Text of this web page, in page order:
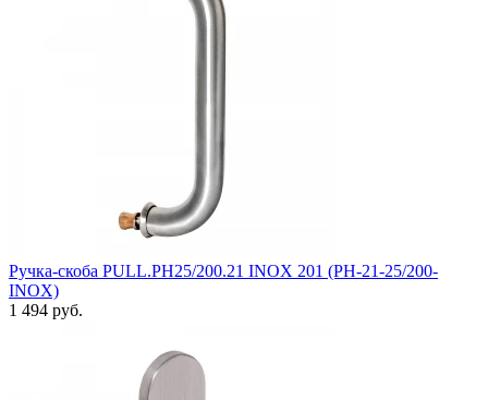
Ручка-скоба PULL.PH25/200.21 INOX 201 (PH-21-25/200-
INOX)
1 494 руб.